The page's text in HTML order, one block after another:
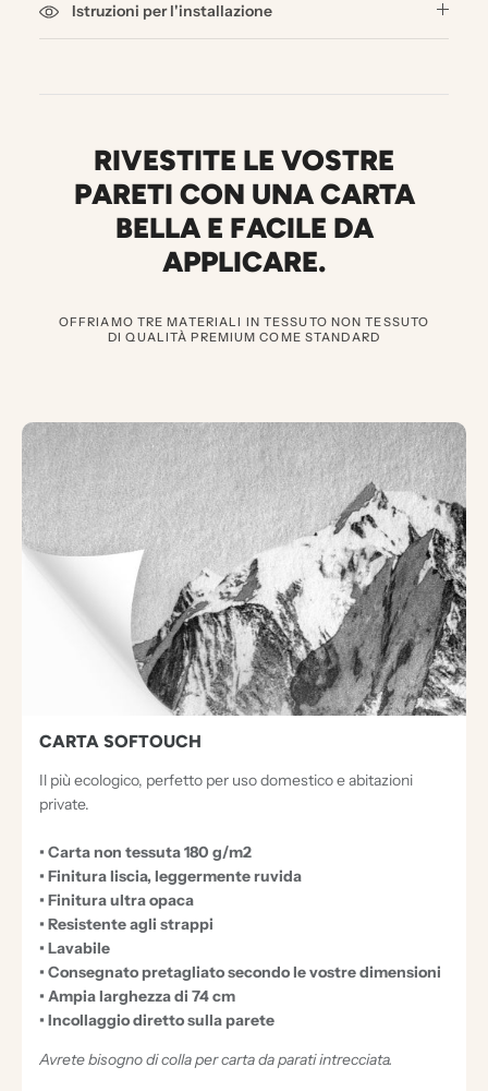
Istruzioni per l'installazione
RIVESTITE LE VOSTRE
PARETI CON UNA CARTA
BELLA E FACILE DA
APPLICARE.
OFFRIAMO TRE MATERIALI IN TESSUTO NON TESSUTO
DI QUALITÀ PREMIUM COME STANDARD
3
D
O
C
U
O
N
CARTA SOFTOUCH
Il più ecologico, perfetto per uso domestico e abitazioni
private.
• Carta non tessuta 180 g/m2
• Finitura liscia, leggermente ruvida
• Finitura ultra opaca
• Resistente agli strappi
• Lavabile
• Consegnato pretagliato secondo le vostre dimensioni
• Ampia larghezza di 74 cm
• Incollaggio diretto sulla parete
Avrete bisogno di colla per carta da parati intrecciata.